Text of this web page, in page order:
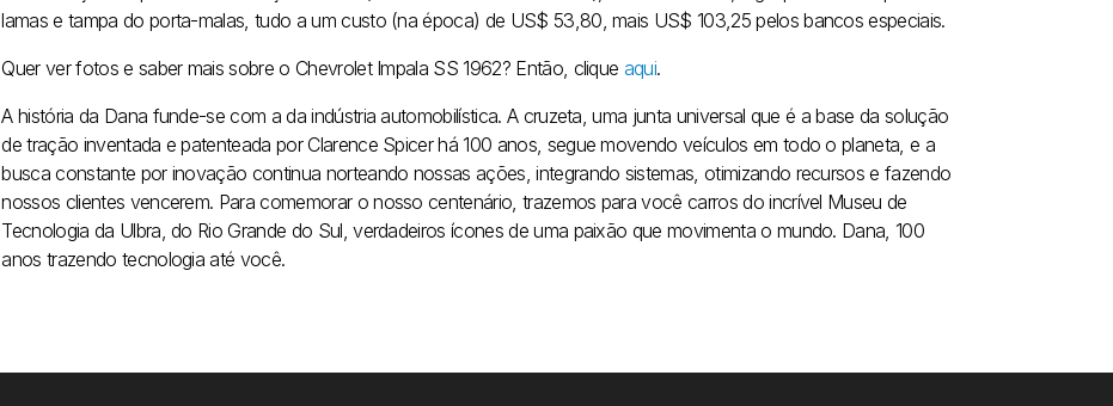
lamas e tampa do porta-malas, tudo a um custo (na época) de US$ 53,80, mais US$ 103,25 pelos bancos especiais.
Quer ver fotos e saber mais sobre o Chevrolet Impala SS 1962? Então, clique aqui.
A história da Dana funde-se com a da indústria automobilística. A cruzeta, uma junta universal que é a base da solução
de tração inventada e patenteada por Clarence Spicer há 100 anos, segue movendo veículos em todo o planeta, e a
busca constante por inovação continua norteando nossas ações, integrando sistemas, otimizando recursos e fazendo
nossos clientes vencerem. Para comemorar o nosso centenário, trazemos para você carros do incrível Museu de
Tecnologia da Ulbra, do Rio Grande do Sul, verdadeiros ícones de uma paixão que movimenta o mundo. Dana, 100
anos trazendo tecnologia até você.